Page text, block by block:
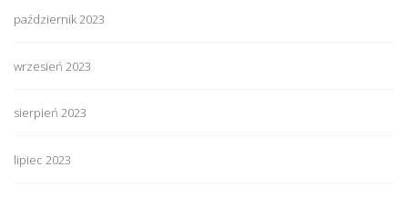
październik 2023
wrzesień 2023
sierpień 2023
lipiec 2023